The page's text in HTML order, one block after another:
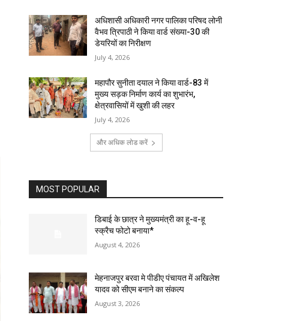
अधिशासी अधिकारी नगर पालिका परिषद लोनी
वैभव त्रिपाठी ने किया वार्ड संख्या-30 की
डेयरियों का निरीक्षण
July 4, 2026
महापौर सुनीता दयाल ने किया वार्ड-83 में
मुख्य सड़क निर्माण कार्य का शुभारंभ,
क्षेत्रवासियों में खुशी की लहर
July 4, 2026
और अधिक लोड करें
MOST POPULAR
डिबाई के छात्र ने मुख्यमंत्री का हू-व-हू
स्क्रैच फोटो बनाया*
August 4, 2026
मेहनाजपुर बरवा मे पीडीए पंचायत में अखिलेश
यादव को सीएम बनाने का संकल्प
August 3, 2026